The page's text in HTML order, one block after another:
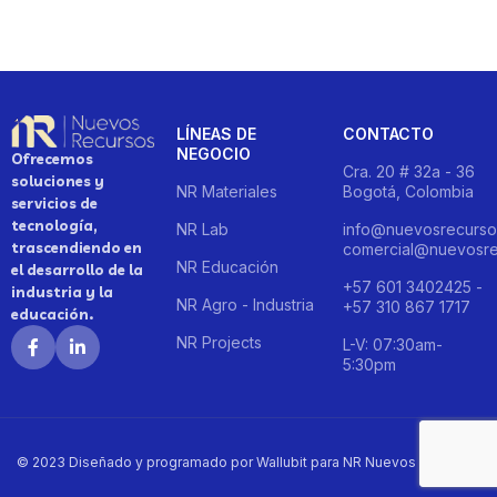
Ofrecemos
soluciones y
servicios de
tecnología,
trascendiendo en
el desarrollo de la
industria y la
educación.
LÍNEAS DE
NEGOCIO
NR Materiales
NR Lab
NR Educación
NR Agro - Industria
NR Projects
CONTACTO
Cra. 20 # 32a - 36
Bogotá, Colombia
+57 601 3402425 -
+57 310 867 1717
L-V: 07:30am-
5:30pm
© 2023 Diseñado y programado por Wallubit para NR Nuevos Recursos